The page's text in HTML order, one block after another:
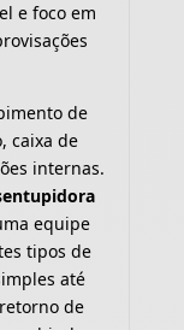
e foco em
de
caixa de
internas.
equipe
tipos de
até
de